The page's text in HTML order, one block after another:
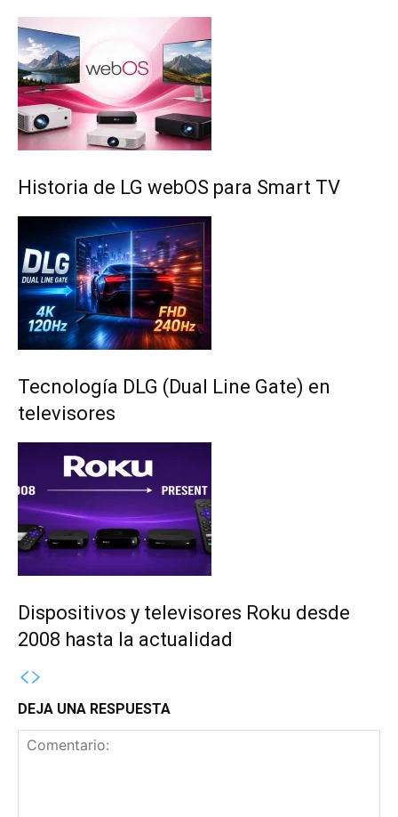
Historia de LG webOS para Smart TV
Tecnología DLG (Dual Line Gate) en
televisores
Dispositivos y televisores Roku desde
2008 hasta la actualidad
DEJA UNA RESPUESTA